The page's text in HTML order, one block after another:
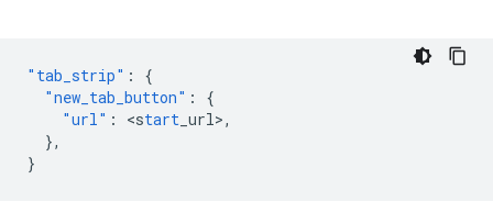
"tab_strip" :
{
"new_tab_button" :
{
"url" : <start _url>,
},
}